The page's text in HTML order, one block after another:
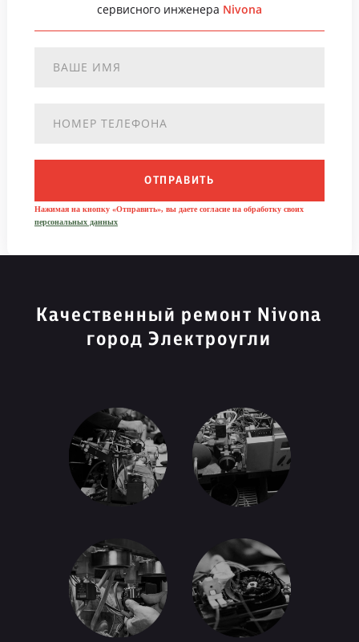
сервисного инженера Nivona
ОТПРАВИТЬ
Нажимая на кнопку «Отправить», вы даете согласие на обработку своих
персональных данных
Качественный ремонт Nivona
город Электроугли